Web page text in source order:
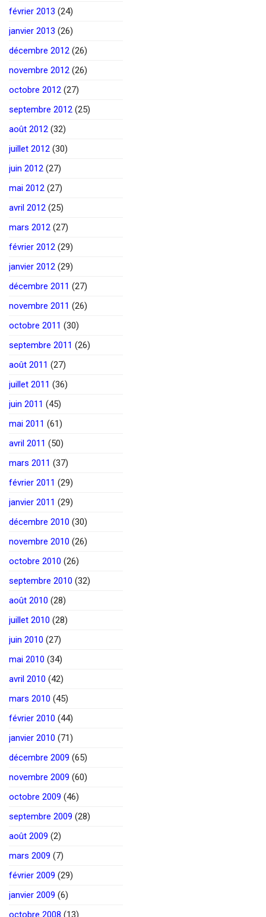
février 2013 (24)
janvier 2013 (26)
décembre 2012 (26)
novembre 2012 (26)
octobre 2012 (27)
septembre 2012 (25)
août 2012 (32)
juillet 2012 (30)
juin 2012 (27)
mai 2012 (27)
avril 2012 (25)
mars 2012 (27)
février 2012 (29)
janvier 2012 (29)
décembre 2011 (27)
novembre 2011 (26)
octobre 2011 (30)
septembre 2011 (26)
août 2011 (27)
juillet 2011 (36)
juin 2011 (45)
mai 2011 (61)
avril 2011 (50)
mars 2011 (37)
février 2011 (29)
janvier 2011 (29)
décembre 2010 (30)
novembre 2010 (26)
octobre 2010 (26)
septembre 2010 (32)
août 2010 (28)
juillet 2010 (28)
juin 2010 (27)
mai 2010 (34)
avril 2010 (42)
mars 2010 (45)
février 2010 (44)
janvier 2010 (71)
décembre 2009 (65)
novembre 2009 (60)
octobre 2009 (46)
septembre 2009 (28)
août 2009 (2)
mars 2009 (7)
février 2009 (29)
janvier 2009 (6)
octobre 2008 (13)